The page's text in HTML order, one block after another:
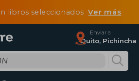
libros seleccionadosVer más
Enviar a
Quito, Pichincha